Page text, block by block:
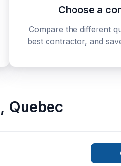
Choose a
Compare the different
best contractor, and
, Quebec